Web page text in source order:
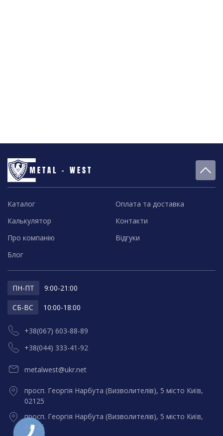
Каталог
Калькулятор
Про компанію
Блог
Оплата та доставка
Контакти
Відгуки
+38(067) 603-88-89
+38(044) 333-41-92
metalwest@ukr.net
ПН-ПТ 9:00-21:00
СБ-ВС 10:00-18:00
просп. Георгія Нарбута (Визволителів), 5 місто Київ,
02125
просп. Георгія Нарбута (Визволителів), 5 місто Київ,
02125
КНОПКА
ЗВ'ЯЗКУ